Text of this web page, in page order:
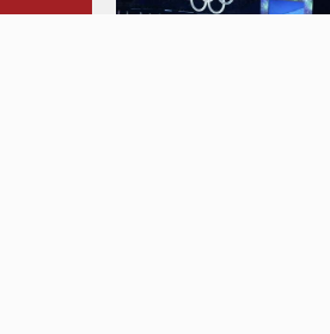
张艺谋冬奥开幕式后感谢现